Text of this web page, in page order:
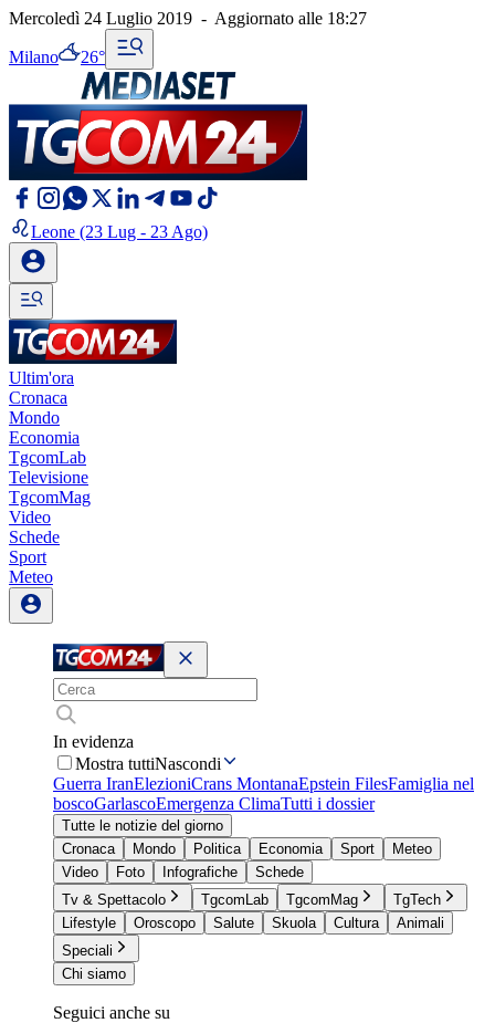
Mercoledì 24 Luglio 2019 - Aggiornato alle 18:27
Milano 26°
Leone (23 Lug - 23 Ago)
Ultim'ora
Cronaca
Mondo
Economia
TgcomLab
Televisione
TgcomMag
Video
Schede
Sport
Meteo
In evidenza
Mostra tuttiNascondi
Guerra IranElezioniCrans MontanaEpstein FilesFamiglia nel
boscoGarlascoEmergenza ClimaTutti i dossier
Tutte le notizie del giorno
Cronaca
Mondo Politica Economia Sport
Meteo
Video
Foto Infografiche
Schede
Tv & Spettacolo
TgcomLab TgcomMag
TgTech
Lifestyle
Oroscopo Salute Skuola Cultura
Animali
Speciali
Chi siamo
Seguici anche su